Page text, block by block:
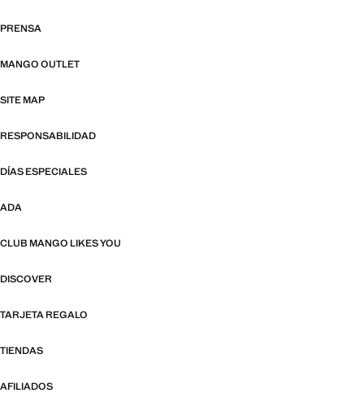
PRENSA
MANGO OUTLET
SITE MAP
RESPONSABILIDAD
DÍAS ESPECIALES
ADA
CLUB MANGO LIKES YOU
DISCOVER
TARJETA REGALO
TIENDAS
AFILIADOS